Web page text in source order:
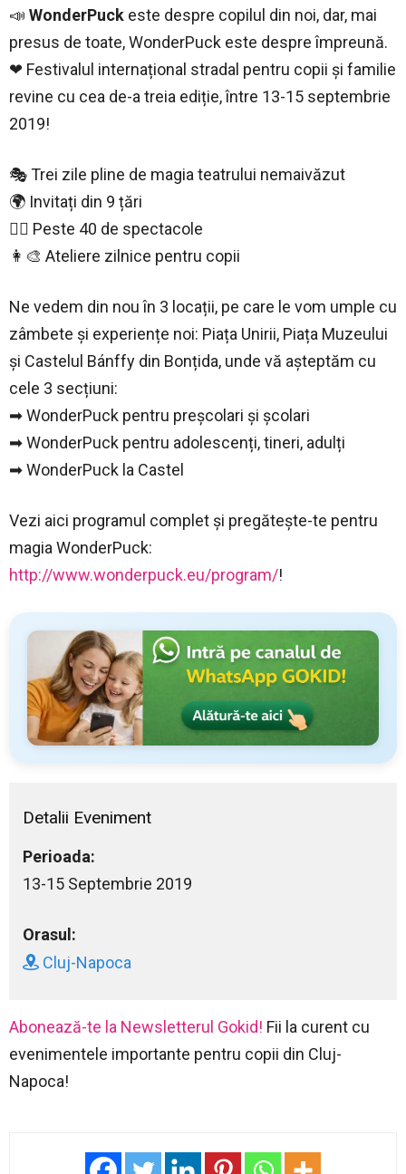
📣 WonderPuck este despre copilul din noi, dar, mai
presus de toate, WonderPuck este despre împreună.
❤ Festivalul internațional stradal pentru copii și familie
revine cu cea de-a treia ediție, între 13-15 septembrie
2019!
🎭 Trei zile pline de magia teatrului nemaivăzut
🌍 Invitați din 9 țări
🧚‍♀ Peste 40 de spectacole
👩‍🎨 Ateliere zilnice pentru copii
Ne vedem din nou în 3 locații, pe care le vom umple cu
zâmbete și experiențe noi: Piața Unirii, Piața Muzeului
și Castelul Bánffy din Bonțida, unde vă așteptăm cu
cele 3 secțiuni:
➡ WonderPuck pentru preșcolari și școlari
➡ WonderPuck pentru adolescenți, tineri, adulți
➡ WonderPuck la Castel
Vezi aici programul complet și pregătește-te pentru
magia WonderPuck:
http://www.wonderpuck.eu/program/!
Detalii Eveniment
Perioada:
13-15 Septembrie 2019
Orasul:
Cluj-Napoca
Abonează-te la Newsletterul Gokid! Fii la curent cu
evenimentele importante pentru copii din Cluj-
Napoca!